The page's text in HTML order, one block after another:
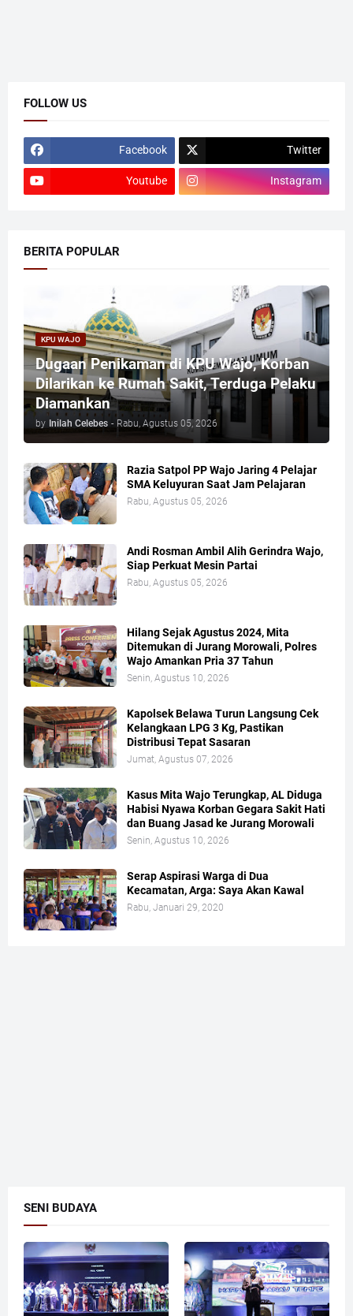
FOLLOW US
Facebook Twitter
Youtube Instagram
BERITA POPULAR
KPU WAJO
Dugaan Penikaman di KPU Wajo, Korban
Dilarikan ke Rumah Sakit, Terduga Pelaku
Diamankan
by Inilah Celebes - Rabu, Agustus 05, 2026
Razia Satpol PP Wajo Jaring 4 Pelajar
SMA Keluyuran Saat Jam Pelajaran
Rabu, Agustus 05, 2026
Andi Rosman Ambil Alih Gerindra Wajo,
Siap Perkuat Mesin Partai
Rabu, Agustus 05, 2026
Hilang Sejak Agustus 2024, Mita
Ditemukan di Jurang Morowali, Polres
Wajo Amankan Pria 37 Tahun
Senin, Agustus 10, 2026
Kapolsek Belawa Turun Langsung Cek
Kelangkaan LPG 3 Kg, Pastikan
Distribusi Tepat Sasaran
Jumat, Agustus 07, 2026
Kasus Mita Wajo Terungkap, AL Diduga
Habisi Nyawa Korban Gegara Sakit Hati
dan Buang Jasad ke Jurang Morowali
Senin, Agustus 10, 2026
Serap Aspirasi Warga di Dua
Kecamatan, Arga: Saya Akan Kawal
Rabu, Januari 29, 2020
SENI BUDAYA